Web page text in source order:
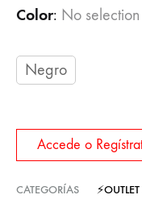
Color: No selection
Negro
Accede o
CATEGORÍAS ⚡OUTLET